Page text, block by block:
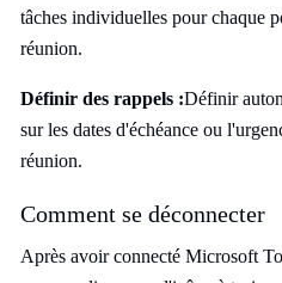
tâches individuelles pour chaque
réunion.
Définir des rappels :Définir
sur les dates d'échéance ou
réunion.
Comment se déconnecter
Après avoir connecté Microsoft